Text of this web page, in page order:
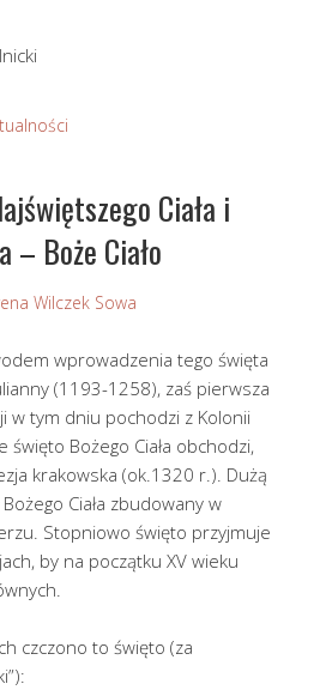
Ciała i
– Boże Ciało
Wilczek Sowa
wprowadzenia tego święta
(1193-1258), zaś pierwsza
w tym dniu pochodzi z Kolonii
święto Bożego Ciała obchodzi,
krakowska (ok.1320 r.). Dużą
Ciała zbudowany w
Stopniowo święto przyjmuje
by na początku XV wieku
czczono to święto (za